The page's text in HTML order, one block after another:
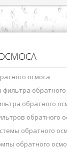
осмоса
фильтра
обратного
обратного
обратного
обратного